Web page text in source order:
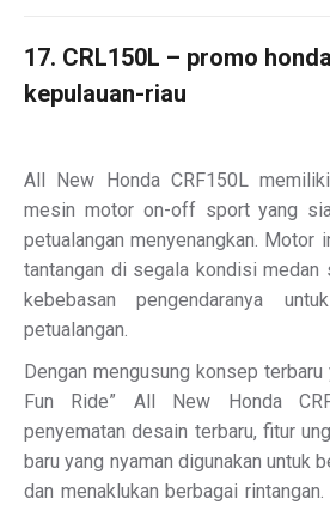
17. CRL150L – promo
kepulauan-riau
All New Honda CRF150L
mesin motor on-off sport yang
petualangan menyenangkan. Motor
tantangan di segala kondisi medan
kebebasan pengendaranya
petualangan.
Dengan mengusung konsep terbaru
Fun Ride” All New Honda
penyematan desain terbaru, fitur
baru yang nyaman digunakan untuk
dan menaklukan berbagai